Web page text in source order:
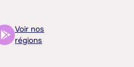
Voir nos
régions